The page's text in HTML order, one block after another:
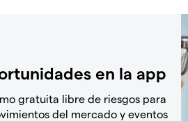
en la app
gratuita libre de riesgos para
del mercado y eventos